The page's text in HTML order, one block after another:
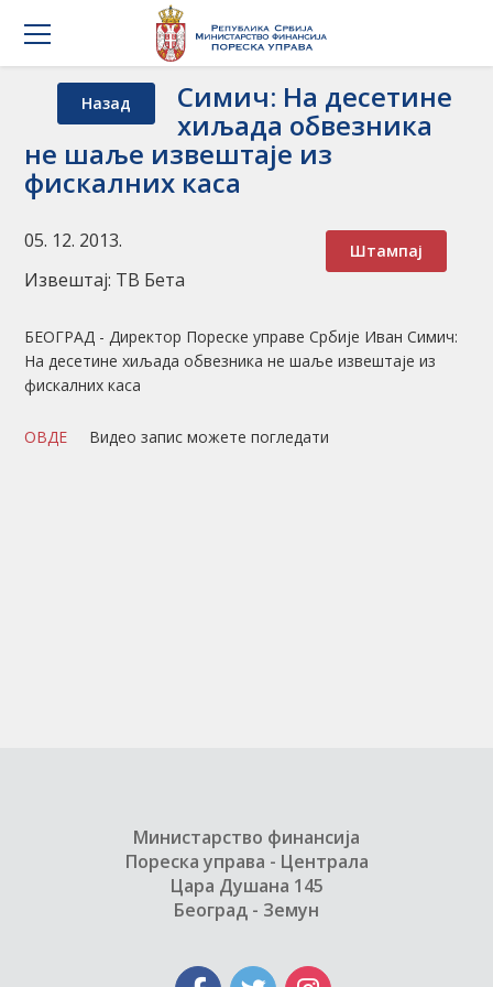
Назад Симич: На десетине
хиљада обвезника
не шаље извештаје из
фискалних каса
Штампај
05. 12. 2013.
Извештај: ТВ Бета
БЕОГРАД - Директор Пореске управе Србије Иван Симич:
На десетине хиљада обвезника не шаље извештаје из
фискалних каса
Видео запис можете погледати
ОВДЕ
Министарство финансија
Пореска управа - Централа
Цара Душана 145
Београд - Земун